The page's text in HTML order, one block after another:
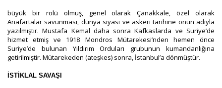
büyük bir rolü olmuş, genel olarak Çanakkale, özel olarak
Anafartalar savunması, dünya siyasi ve askeri tarihine onun adıyla
yazılmıştır. Mustafa Kemal daha sonra Kafkaslarda ve Suriye’de
hizmet etmiş ve 1918 Mondros Mütarekesi’nden hemen önce
Suriye’de bulunan Yıldırım Orduları grubunun kumandanlığına
getirilmiştir. Mütarekeden (ateşkes) sonra, İstanbul’a dönmüştür.
İSTİKLAL SAVAŞI